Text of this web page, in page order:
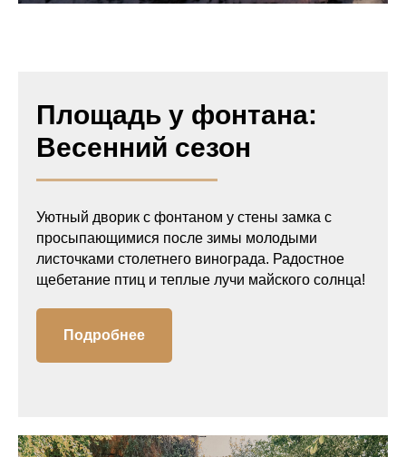
Площадь у фонтана:
Весенний сезон
Уютный дворик с фонтаном у стены замка с
просыпающимися после зимы молодыми
листочками столетнего винограда. Радостное
щебетание птиц и теплые лучи майского солнца!
Подробнее